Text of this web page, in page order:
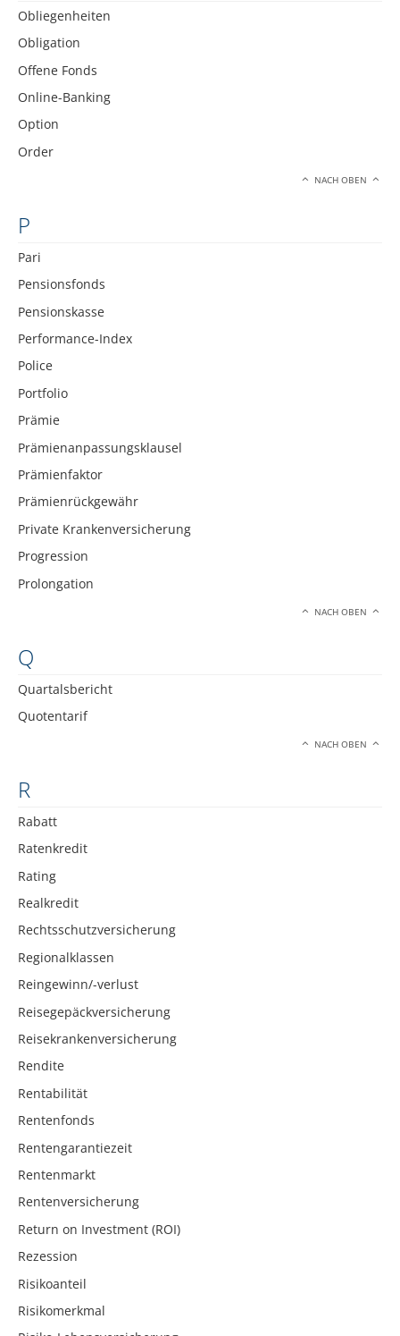
Obliegenheiten
Obligation
Offene Fonds
Online-Banking
Option
Order
NACH OBEN
P
Pari
Pensionsfonds
Pensionskasse
Performance-Index
Police
Portfolio
Prämie
Prämienanpassungsklausel
Prämienfaktor
Prämienrückgewähr
Private Krankenversicherung
Progression
Prolongation
NACH OBEN
Q
Quartalsbericht
Quotentarif
NACH OBEN
R
Rabatt
Ratenkredit
Rating
Realkredit
Rechtsschutzversicherung
Regionalklassen
Reingewinn/-verlust
Reisegepäckversicherung
Reisekrankenversicherung
Rendite
Rentabilität
Rentenfonds
Rentengarantiezeit
Rentenmarkt
Rentenversicherung
Return on Investment (ROI)
Rezession
Risikoanteil
Risikomerkmal